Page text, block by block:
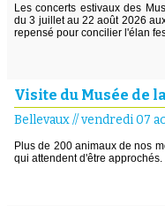
Les concerts estivaux des
du 3 juillet au 22 août 2026
repensé pour concilier l'élan
Visite du Musée de
Bellevaux//vendredi 07
Plus de 200 animaux de nos
qui attendent d'être approchés.